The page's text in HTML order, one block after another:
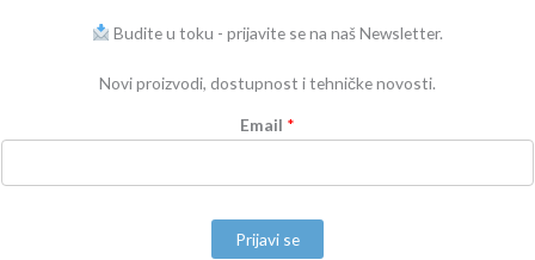
Budite u toku - prijavite se na naš Newsletter.
Novi proizvodi, dostupnost i tehničke novosti.
Email *
Prijavi se